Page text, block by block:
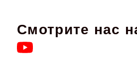
Смотрите нас